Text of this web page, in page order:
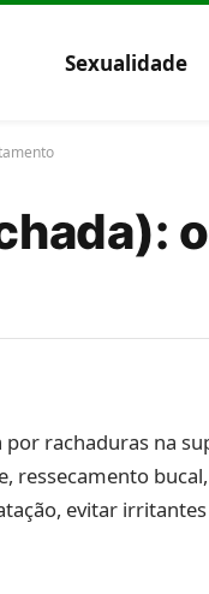
Sexualidade
rachaduras na
ressecamento
evitar irritantes